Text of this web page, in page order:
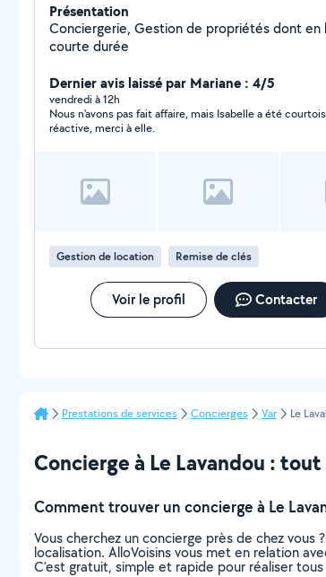
Présentation
Conciergerie, Gestion de propriétés dont en
courte durée
Dernier avis laissé par Mariane : 4/5
vendredi à 12h
Nous n'avons pas fait affaire, mais Isabelle a été
réactive, merci à elle.
Gestion de location Remise de clés
Voir le profil Contacter
Prestations de services Concierges Var Le
Concierge à Le Lavandou :
Comment trouver un concierge à Le
Vous cherchez un concierge près de chez
localisation. AlloVoisins vous met en relation
C’est gratuit, simple et rapide pour réaliser